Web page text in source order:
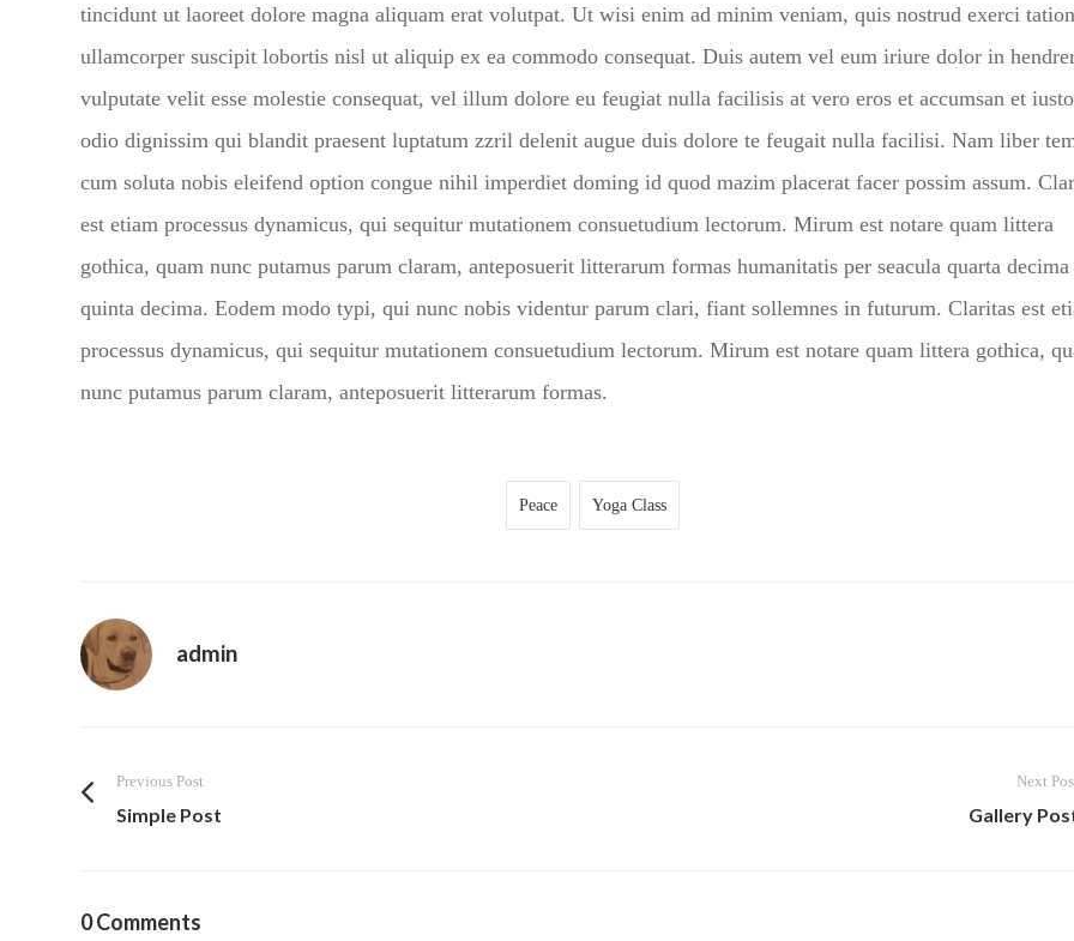
tincidunt ut laoreet dolore magna aliquam erat volutpat. Ut wisi enim ad minim veniam, quis nostrud exerci tation
ullamcorper suscipit lobortis nisl ut aliquip ex ea commodo consequat. Duis autem vel eum iriure dolor in
vulputate velit esse molestie consequat, vel illum dolore eu feugiat nulla facilisis at vero eros et accumsan et iusto
odio dignissim qui blandit praesent luptatum zzril delenit augue duis dolore te feugait nulla facilisi. Nam liber
cum soluta nobis eleifend option congue nihil imperdiet doming id quod mazim placerat facer possim assum.
est etiam processus dynamicus, qui sequitur mutationem consuetudium lectorum. Mirum est notare quam littera
gothica, quam nunc putamus parum claram, anteposuerit litterarum formas humanitatis per seacula quarta decima
quinta decima. Eodem modo typi, qui nunc nobis videntur parum clari, fiant sollemnes in futurum. Claritas est
processus dynamicus, qui sequitur mutationem consuetudium lectorum. Mirum est notare quam littera gothica,
nunc putamus parum claram, anteposuerit litterarum formas.
Peace Yoga Class
admin
Previous Post
Simple Post
Next
Gallery
0 Comments